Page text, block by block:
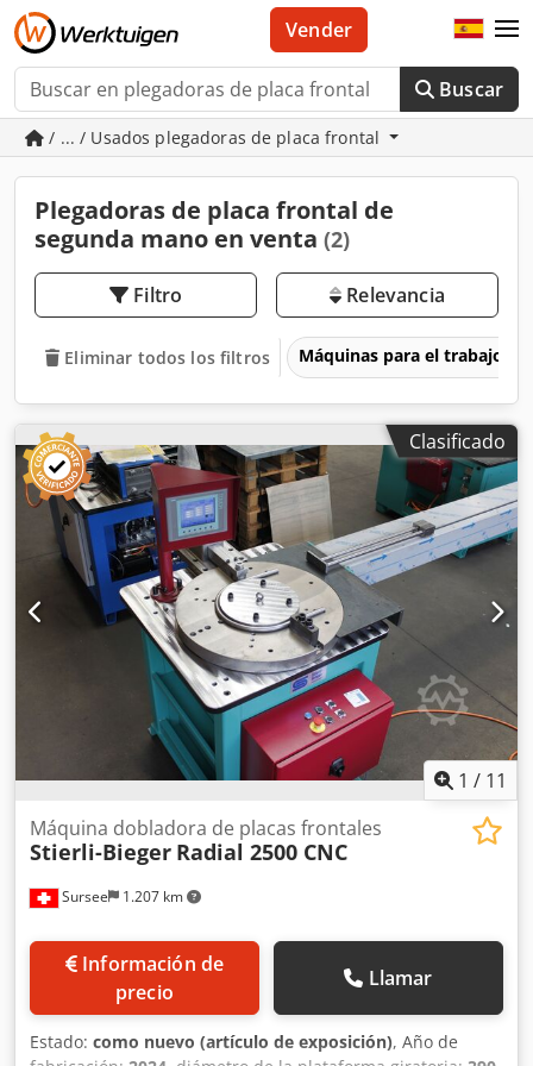
Buscar
Vender
/ ... / Usados plegadoras de placa frontal
Plegadoras de placa frontal de
segunda mano en venta (2)
Filtro Relevancia
Eliminar todos los filtros Máquinas para el trabajo
Clasificado
1 / 11
Sursee 1.207 km
Máquina dobladora de placas frontales
Stierli-Bieger Radial 2500 CNC
Información de
precio
Llamar
Estado: como nuevo (artículo de exposición), Año de